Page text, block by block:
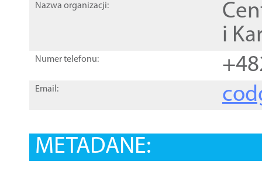
Nazwa organizacji:
i
Numer telefonu:
Email:
METADANE: